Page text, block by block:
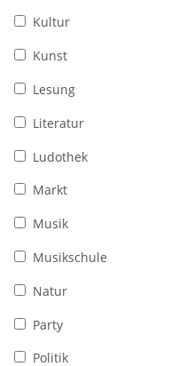
Kultur
Kunst
Lesung
Literatur
Ludothek
Markt
Musik
Musikschule
Natur
Party
Politik